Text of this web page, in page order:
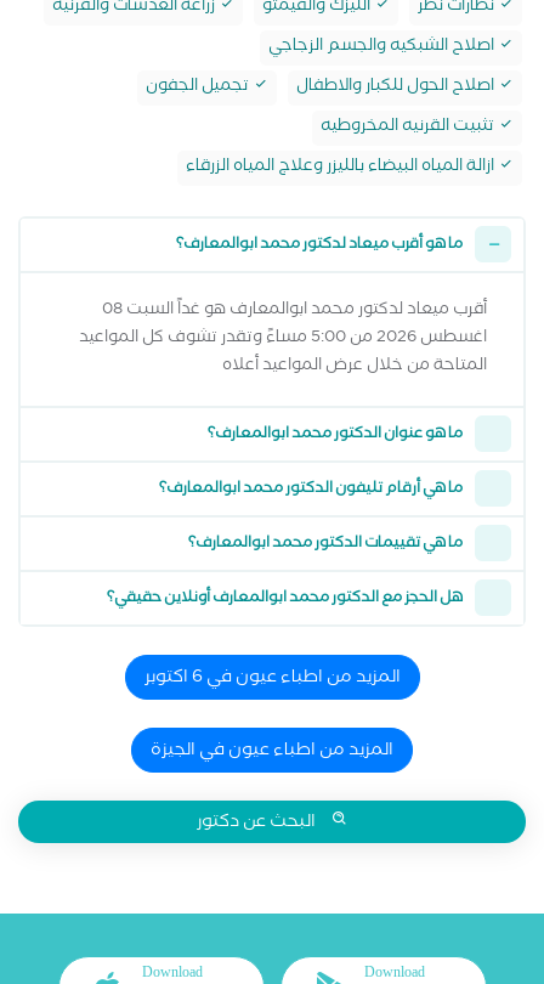
نظارات نظر
الليزك والفيمتو
زراعة العدسات والقرنيه
اصلاح الشبكيه والجسم الزجاجي
اصلاح الحول للكبار والاطفال
تجميل الجفون
تثبيت القرنيه المخروطيه
ازالة المياه البيضاء بالليزر وعلاج المياه الزرقاء
ما هو أقرب ميعاد لدكتور محمد ابوالمعارف؟
أقرب ميعاد لدكتور محمد ابوالمعارف هو غداً السبت 08
اغسطس 2026 من 5:00 مساءً وتقدر تشوف كل المواعيد
المتاحة من خلال عرض المواعيد أعلاه
ما هو عنوان الدكتور محمد ابوالمعارف؟
ما هي أرقام تليفون الدكتور محمد ابوالمعارف؟
ما هي تقييمات الدكتور محمد ابوالمعارف؟
هل الحجز مع الدكتور محمد ابوالمعارف أونلاين حقيقي؟
المزيد من اطباء عيون في 6 اكتوبر
المزيد من اطباء عيون في الجيزة
البحث عن دكتور
Download
Download